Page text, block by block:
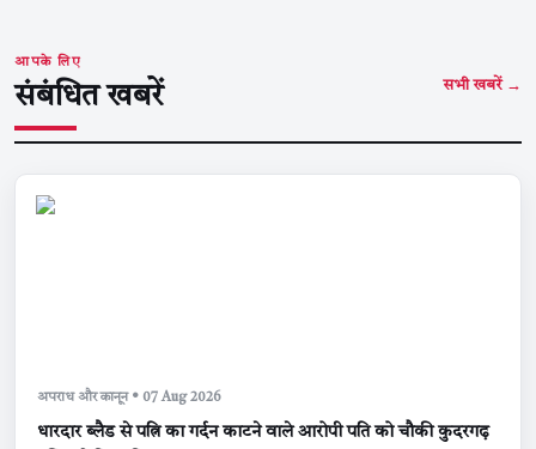
आपके लिए
संबंधित खबरें सभी खबरें →
अपराध और कानून • 07 Aug 2026
धारदार ब्लैड से पत्नि का गर्दन काटने वाले आरोपी पति को चौकी कुदरगढ़